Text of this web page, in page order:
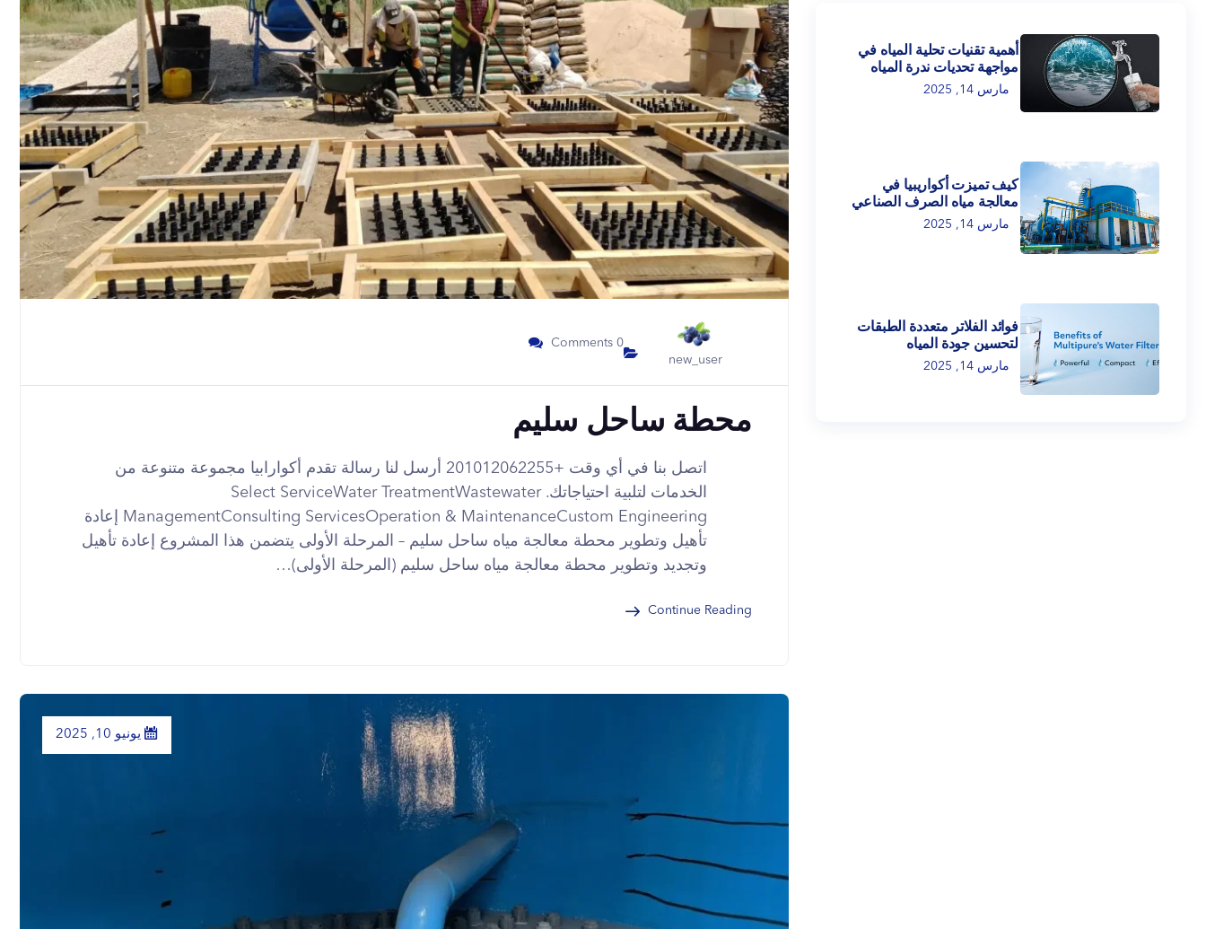
new_user
0 Comments
محطة ساحل سليم
اتصل بنا في أي وقت +201012062255 أرسل لنا رسالة تقدم أكوارابيا مجموعة متنوعة من
الخدمات لتلبية احتياجاتك. Select ServiceWater TreatmentWastewater
ManagementConsulting ServicesOperation & MaintenanceCustom Engineering إعادة
تأهيل وتطوير محطة معالجة مياه ساحل سليم – المرحلة الأولى يتضمن هذا المشروع إعادة تأهيل
وتجديد وتطوير محطة معالجة مياه ساحل سليم (المرحلة الأولى)…
Continue Reading
يونيو 10, 2025
أهمية تقنيات تحلية المياه في
مواجهة تحديات ندرة المياه
مارس 14, 2025
كيف تميزت أكواريبيا في
معالجة مياه الصرف الصناعي
مارس 14, 2025
فوائد الفلاتر متعددة الطبقات
لتحسين جودة المياه
مارس 14, 2025